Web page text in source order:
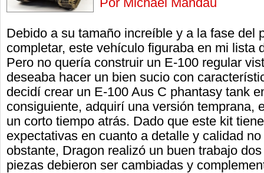
Debido a su tamaño increíble y a la fase del
completar, este vehículo figuraba en mi lista
Pero no quería construir un E-100 regular
deseaba hacer un bien sucio con
decidí crear un E-100 Aus C phantasy tank
consiguiente, adquirí una versión temprana,
un corto tiempo atrás. Dado que este kit
expectativas en cuanto a detalle y calidad
obstante, Dragon realizó un buen trabajo
piezas debieron ser cambiadas y